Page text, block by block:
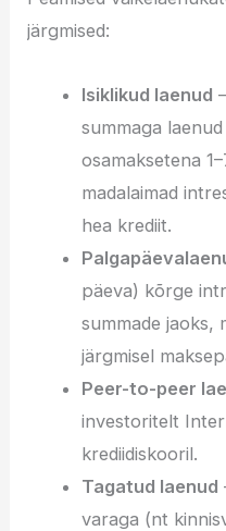
järgmised:
Isiklikud laenud
summaga
osamaksetena
madalaimad
hea krediit.
päeva) kõrge
summade jaoks,
järgmisel
Peer-to-peer
investoritelt
krediidiskooril.
Tagatud laenud
varaga (nt